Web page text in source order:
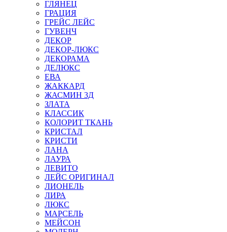
ГЛЯНЕЦ
ГРАЦИЯ
ГРЕЙС ЛЕЙС
ГУВЕНЧ
ДЕКОР
ДЕКОР-ЛЮКС
ДЕКОРАМА
ДЕЛЮКС
ЕВА
ЖАККАРД
ЖАСМИН 3Д
ЗЛАТА
КЛАССИК
КОЛОРИТ ТКАНЬ
КРИСТАЛ
КРИСТИ
ЛАНА
ЛАУРА
ЛЕВИТО
ЛЕЙС ОРИГИНАЛ
ЛИОНЕЛЬ
ЛИРА
ЛЮКС
МАРСЕЛЬ
МЕЙСОН